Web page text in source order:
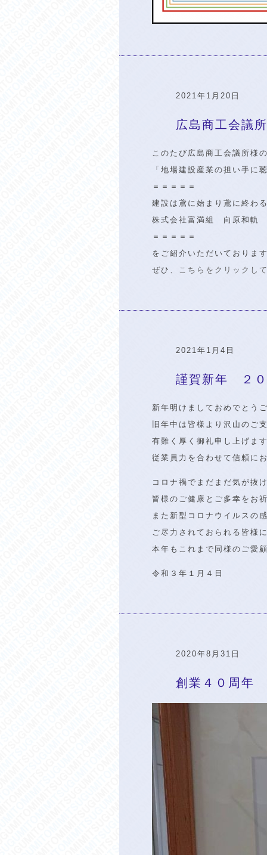
2021年1月20日
広島商工会議
このたび広島商工会議所様
「地場建設産業の担い手に
＝＝＝＝＝
建設は鳶に始まり鳶に終わ
株式会社富満組 向原和軌
＝＝＝＝＝
をご紹介いただいておりま
ぜひ、 こちらをクリックし
2021年1月4日
謹賀新年 ２
新年明けましておめでとう
旧年中は皆様より沢山のご
有難く厚く御礼申し上げま
従業員力を合わせて信頼に
コロナ禍でまだまだ気が抜
皆様のご健康とご多幸をお
また新型コロナウイルスの
ご尽力されておられる皆様
本年もこれまで同様のご愛
令和３年１月４日
2020年8月31日
創業４０周年